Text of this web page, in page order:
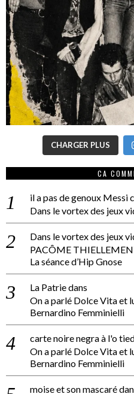
CHARGER PLUS
CA
il a pas de genoux Messi
Dans le vortex des jeux
Dans le vortex des jeux
PACÔME
La séance d’Hip Gnose
La Patriedans
On a parlé Dolce Vita et
Bernardino Femminielli
carte noire negra à l'o
On a parlé Dolce Vita et
Bernardino Femminielli
moise et son mascaré